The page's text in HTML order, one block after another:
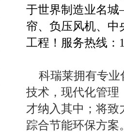
于世界制造业名
帘、 负压风机、中
工程！服务热线：
科瑞莱拥有专
技术，现代化管理
才纳入其中；将致
踪合节能环保方案